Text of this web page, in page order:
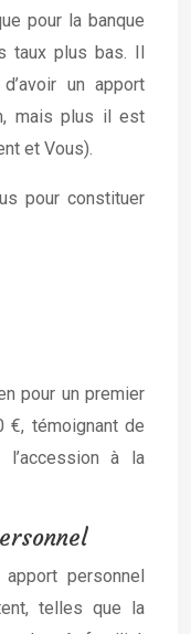
pour la banque
taux plus bas. Il
un apport
mais plus il est
et Vous).
pour constituer
pour un premier
€, témoignant de
l’accession à la
personnel
telles que la